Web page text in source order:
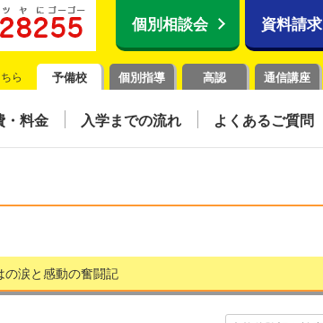
個別相談会 資料請求
ら 予備校 個別指導 高認 通信講座
・料金 入学までの流れ よくあるご質問
涙と感動の奮闘記